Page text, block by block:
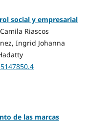
social y empresarial
Riascos
Ingrid Johanna
de las marcas